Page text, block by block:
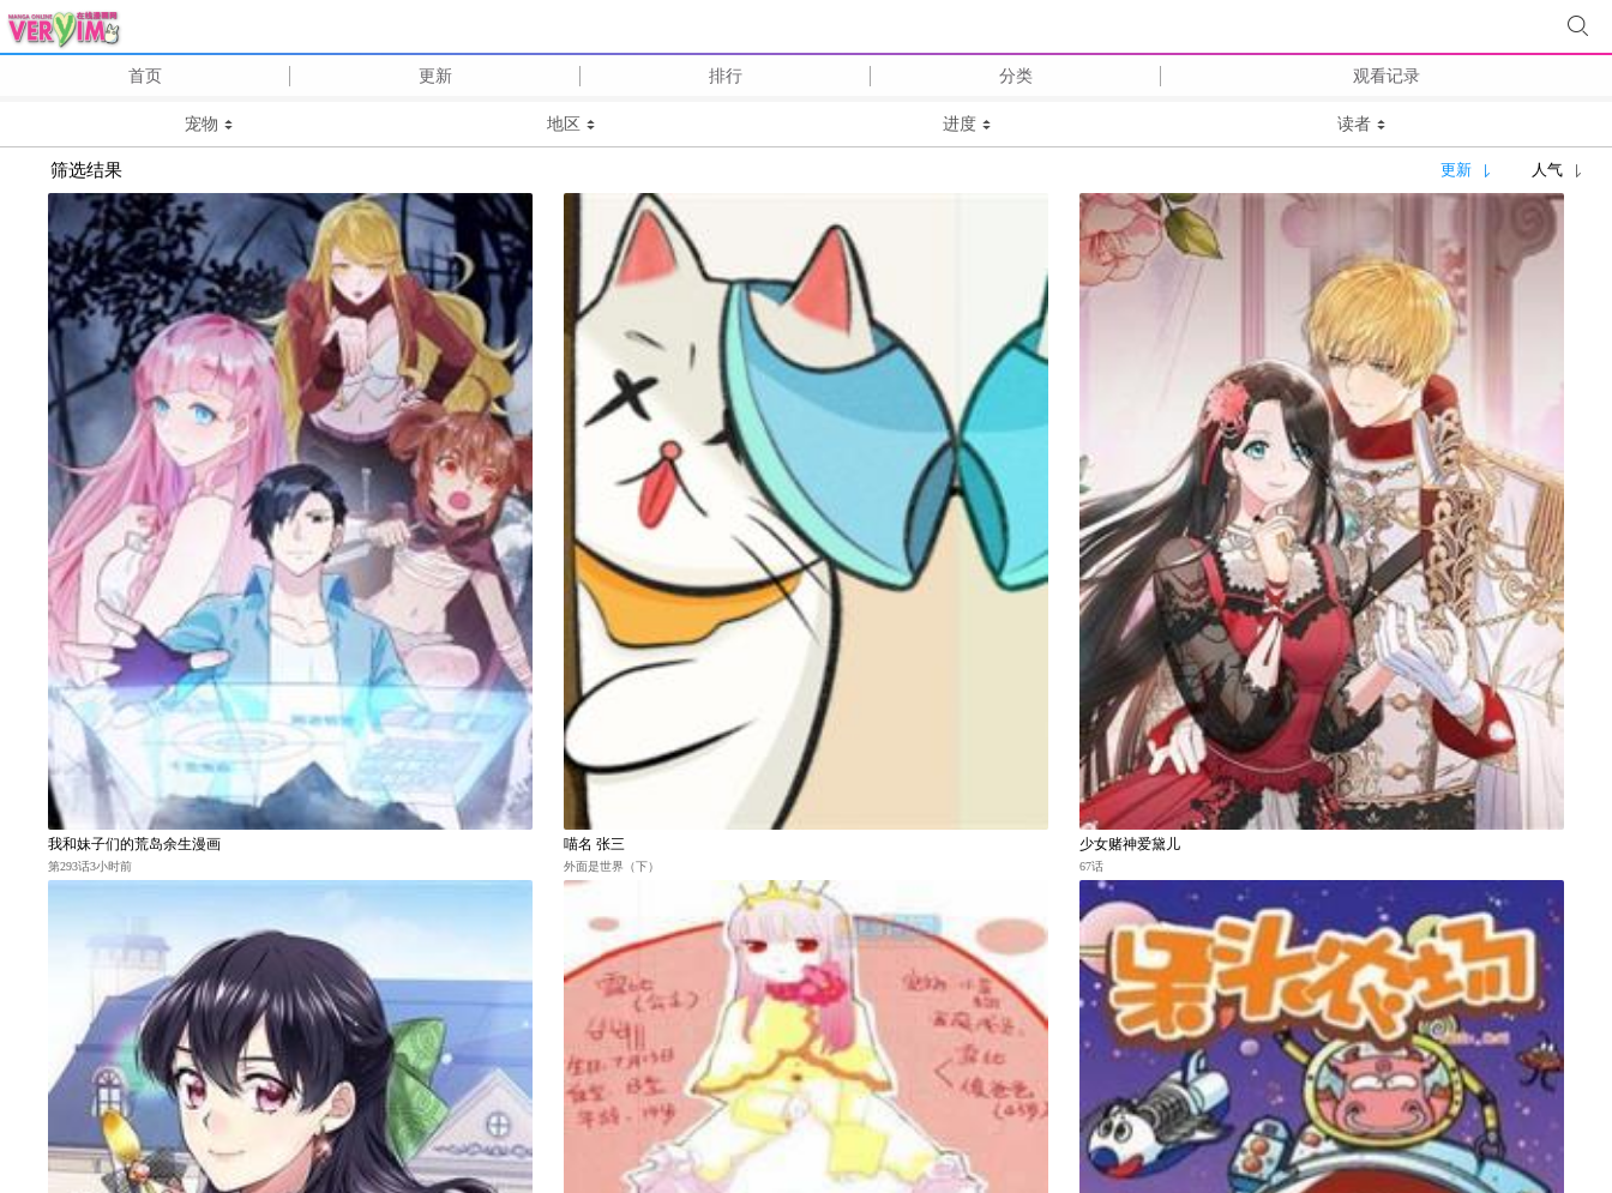
首页 更新 排行 分类 观看记录
宠物 地区 进度 读者
筛选结果 人气
更新
我和妹子们的荒岛余生漫画
第293话3小时前
喵名 张三
外面是世界（下）
少女赌神爱黛儿
67话